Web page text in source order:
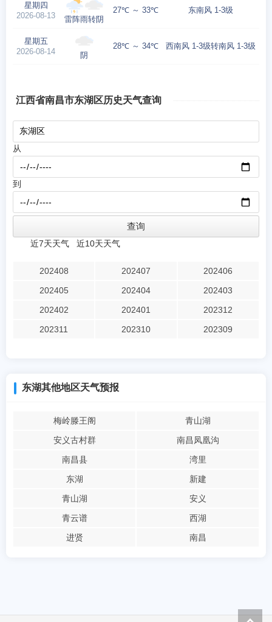
星期四
2026-08-13
雷阵雨转阴
27℃ ～ 33℃ 东南风 1-3级
星期五
2026-08-14
阴
28℃ ～ 34℃ 西南风 1-3级转南风 1-3级
江西省南昌市东湖区历史天气查询
从
到
近7天天气 近10天天气
202408 202407
202406
202405
202404
202403
202402
202401
202312
202311
202310 202309
东湖其他地区天气预报
梅岭滕王阁
青山湖
安义古村群
南昌凤凰沟
南昌县
湾里
东湖
新建
青山湖
安义
青云谱
西湖
进贤
南昌